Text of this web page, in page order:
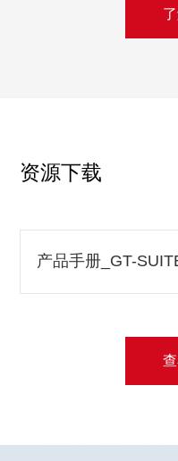
资源下载
产品手册_GT-